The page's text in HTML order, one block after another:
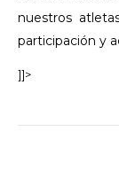
nuestros
participación y
]]>